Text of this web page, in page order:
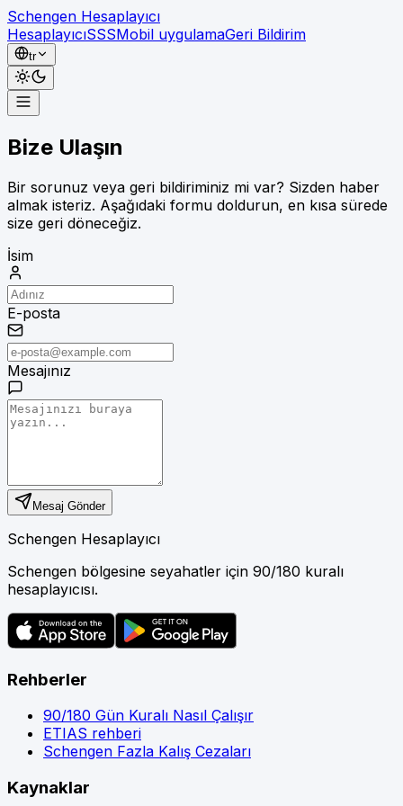
Schengen Hesaplayıcı
HesaplayıcıSSSMobil uygulamaGeri Bildirim
tr
SSS
Geri Bildirim
Bize Ulaşın
Bir sorunuz veya geri bildiriminiz mi var? Sizden haber
almak isteriz. Aşağıdaki formu doldurun, en kısa sürede
size geri döneceğiz.
İsim
E-posta
Mesajınız
Mesaj Gönder
Schengen Hesaplayıcı
Schengen bölgesine seyahatler için 90/180 kuralı
hesaplayıcısı.
Rehberler
90/180 Gün Kuralı Nasıl Çalışır
ETIAS rehberi
Schengen Fazla Kalış Cezaları
Kaynaklar